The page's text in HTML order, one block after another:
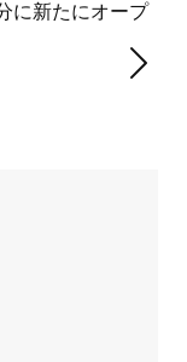
に新たにオープ